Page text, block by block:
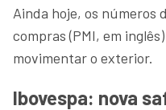
Ainda hoje, os números
compras (PMI, em
movimentar o exterior.
Ibovespa: nova